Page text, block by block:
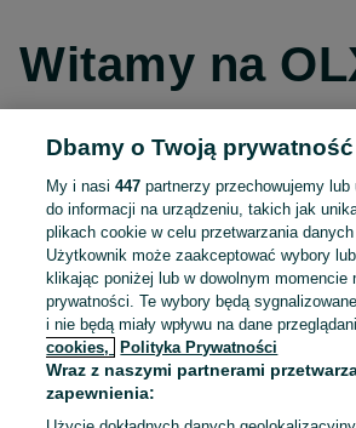
Witamy na
Kontynuuj przez
Kontynuuj przez
Kontynuuj przez
LUB
Dbamy o Twoją prywatność
My i nasi447 partnerzy przechowujemy
do informacji na urządzeniu, takich jak
plikach cookie w celu przetwarzania danych
Użytkownik może zaakceptować wybory
klikając poniżej lub w dowolnym momencie
prywatności. Te wybory będą
i nie będą miały wpływu na dane
cookies,
Polityka Prywatności
Wraz z naszymi partnerami
zapewnienia: